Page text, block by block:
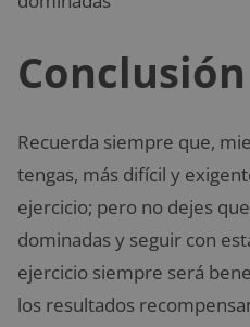
Conclusión
Recuerda siempre que,
tengas, más difícil y
ejercicio; pero no dejes
dominadas y seguir con
ejercicio siempre será
los resultados